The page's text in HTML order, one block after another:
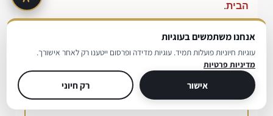
הבית.
בדיקה מהירה: איזה שירות מנעולן
ברחובות מתאים לכם?
אנחנו משתמשים בעוגיות
עוגיות חיוניות פועלות תמיד. עוגיות מדידה ופרסום ייטענו רק לאחר אישורך.
מדיניות פרטיות
אישור רק חיוני